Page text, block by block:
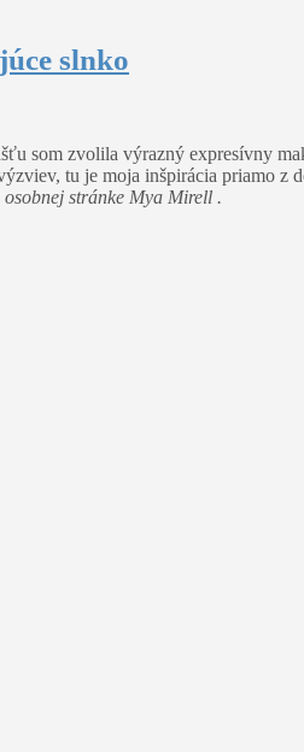
slnko
som zvolila výrazný expresívny
tu je moja inšpirácia priamo z
stránke Mya Mirell .